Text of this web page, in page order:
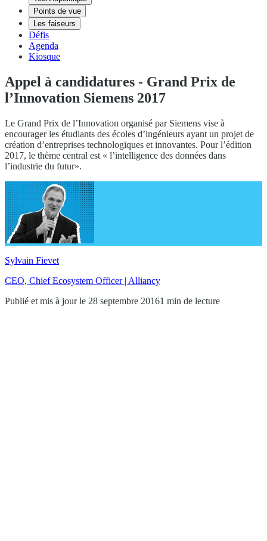
Points de vue
Les faiseurs
Défis
Agenda
Kiosque
Appel à candidatures - Grand Prix de
l’Innovation Siemens 2017
Le Grand Prix de l’Innovation organisé par Siemens vise à
encourager les étudiants des écoles d’ingénieurs ayant un projet de
création d’entreprises technologiques et innovantes. Pour l’édition
2017, le thème central est « l’intelligence des données dans
l’industrie du futur».
Sylvain Fievet
CEO, Chief Ecosystem Officer | Alliancy
Publié et mis à jour le 28 septembre 20161 min de lecture